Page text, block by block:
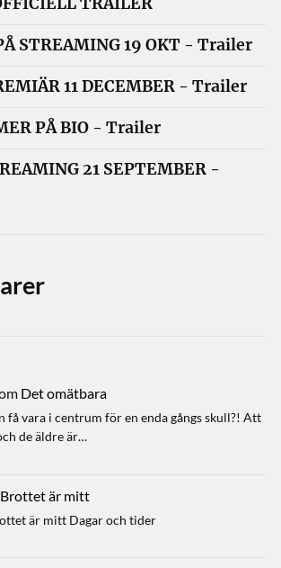
STREAMING 19 OKT - Trailer
11 DECEMBER - Trailer
PÅ BIO - Trailer
21 SEPTEMBER -
Det omätbara
få vara i centrum för en enda gångs skull?! Att
de äldre är…
Brottet är mitt
är mitt Dagar och tider